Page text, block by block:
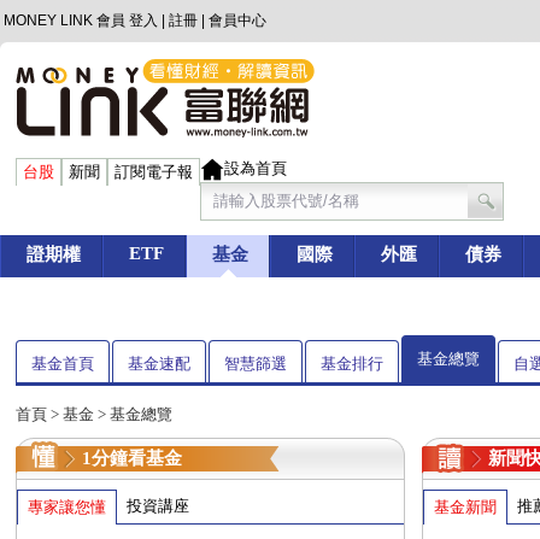
MONEY LINK 會員 登入 註冊 會員中心
台股 新聞 訂閱電子報 設為首頁
證期權 ETF 基金 國際 外匯 債券
基金首頁 基金速配 智慧篩選 基金排行 基金總覽 自
首頁 > 基金 > 基金總覽
1分鐘看基金
專家讓您懂 投資講座
新聞
基金新聞 推